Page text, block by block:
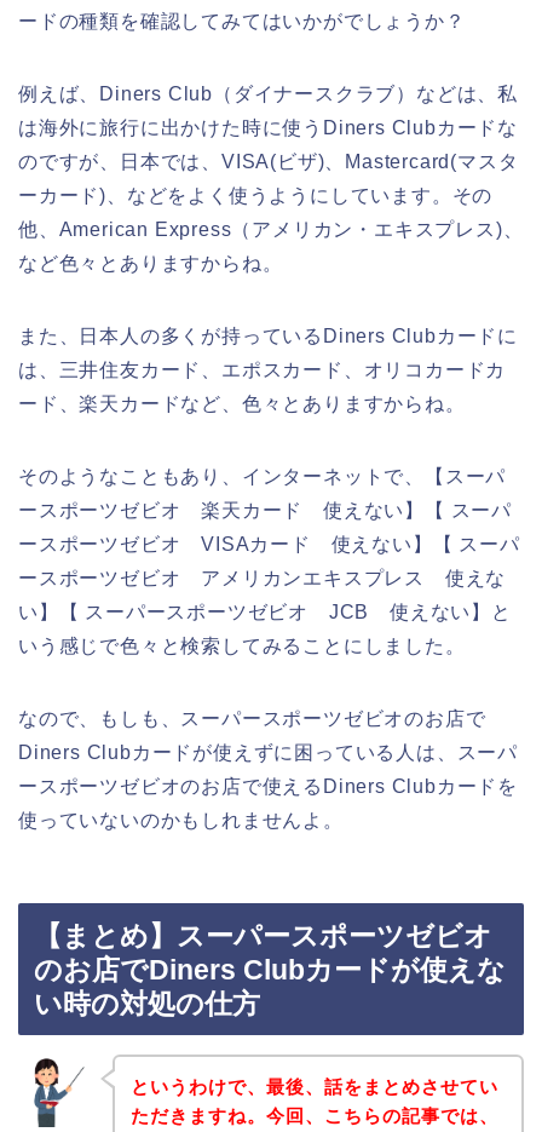
ードの種類を確認してみてはいかがでしょうか？
例えば、Diners Club（ダイナースクラブ）などは、私
は海外に旅行に出かけた時に使うDiners Clubカードな
のですが、日本では、VISA(ビザ)、Mastercard(マスタ
ーカード)、などをよく使うようにしています。その
他、American Express（アメリカン・エキスプレス)、
など色々とありますからね。
また、日本人の多くが持っているDiners Clubカードに
は、三井住友カード、エポスカード、オリコカードカ
ード、楽天カードなど、色々とありますからね。
そのようなこともあり、インターネットで、【スーパ
ースポーツゼビオ 楽天カード 使えない】【 スーパ
ースポーツゼビオ VISAカード 使えない】【 スーパ
ースポーツゼビオ アメリカンエキスプレス 使えな
い】【 スーパースポーツゼビオ JCB 使えない】と
いう感じで色々と検索してみることにしました。
なので、もしも、スーパースポーツゼビオのお店で
Diners Clubカードが使えずに困っている人は、スーパ
ースポーツゼビオのお店で使えるDiners Clubカードを
使っていないのかもしれませんよ。
【まとめ】スーパースポーツゼビオ
のお店でDiners Clubカードが使えな
い時の対処の仕方
というわけで、最後、話をまとめさせてい
ただきますね。今回、こちらの記事では、